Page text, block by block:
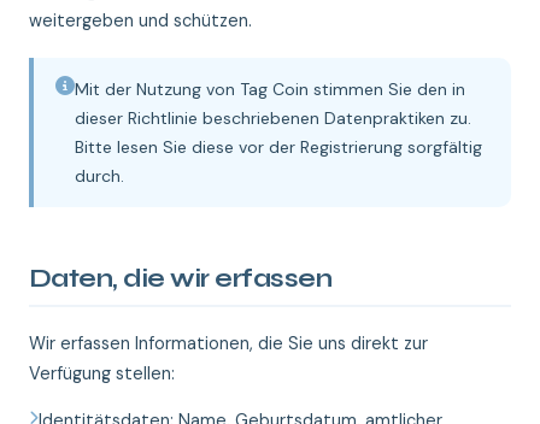
weitergeben und schützen.
Mit der Nutzung von Tag Coin stimmen Sie den in
dieser Richtlinie beschriebenen Datenpraktiken zu.
Bitte lesen Sie diese vor der Registrierung sorgfältig
durch.
Daten, die wir erfassen
Wir erfassen Informationen, die Sie uns direkt zur
Verfügung stellen: